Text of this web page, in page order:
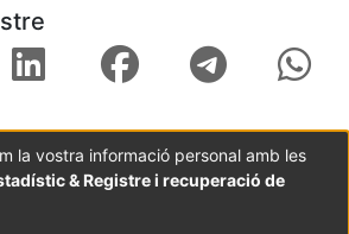
Metadades
la vostra informació personal amb les
& Registre i recuperació de